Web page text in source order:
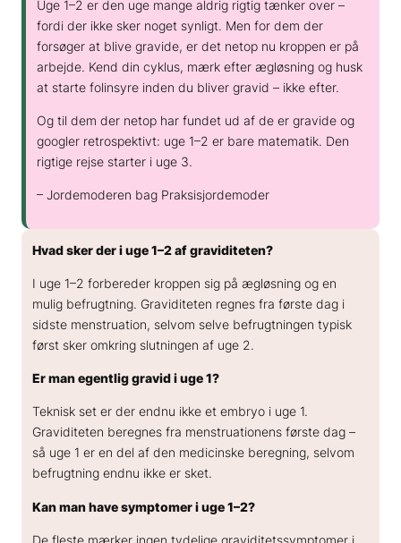
Uge 1–2 er den uge mange aldrig rigtig tænker over –
fordi der ikke sker noget synligt. Men for dem der
forsøger at blive gravide, er det netop nu kroppen er på
arbejde. Kend din cyklus, mærk efter ægløsning og husk
at starte folinsyre inden du bliver gravid – ikke efter.
Og til dem der netop har fundet ud af de er gravide og
googler retrospektivt: uge 1–2 er bare matematik. Den
rigtige rejse starter i uge 3.
– Jordemoderen bag Praksisjordemoder
Hvad sker der i uge 1–2 af graviditeten?
I uge 1–2 forbereder kroppen sig på ægløsning og en
mulig befrugtning. Graviditeten regnes fra første dag i
sidste menstruation, selvom selve befrugtningen typisk
først sker omkring slutningen af uge 2.
Er man egentlig gravid i uge 1?
Teknisk set er der endnu ikke et embryo i uge 1.
Graviditeten beregnes fra menstruationens første dag –
så uge 1 er en del af den medicinske beregning, selvom
befrugtning endnu ikke er sket.
Kan man have symptomer i uge 1–2?
De fleste mærker ingen tydelige graviditetssymptomer i